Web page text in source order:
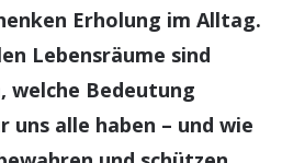
Erholung im Alltag.
Lebensräume sind
welche Bedeutung
uns alle haben – und wie